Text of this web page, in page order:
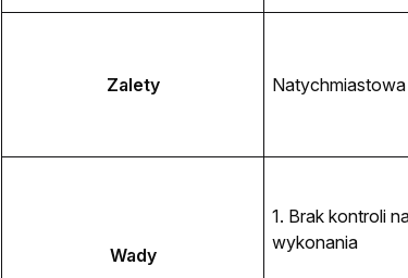
Zalety
Wady
1. Brak kontroli
wykonania